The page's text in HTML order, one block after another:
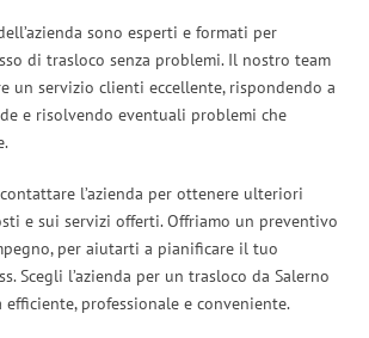
sono esperti e formati per
di trasloco senza problemi. Il nostro team
un servizio clienti eccellente, rispondendo a
e risolvendo eventuali problemi che
l’azienda per ottenere ulteriori
e sui servizi offerti. Offriamo un preventivo
per aiutarti a pianificare il tuo
Scegli l’azienda per un trasloco da Salerno
efficiente, professionale e conveniente.